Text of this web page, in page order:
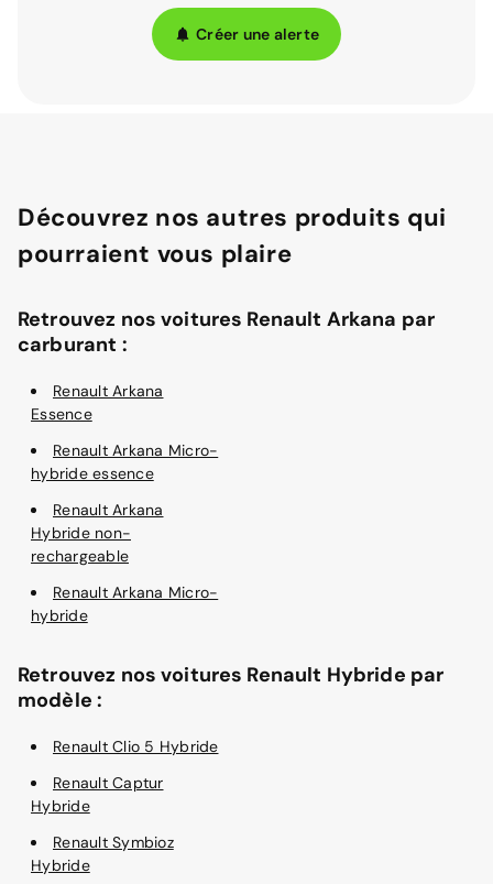
Créer une alerte
Découvrez nos autres produits qui
pourraient vous plaire
Retrouvez nos voitures Renault Arkana par
carburant :
Renault Arkana
Essence
Renault Arkana Micro-
hybride essence
Renault Arkana
Hybride non-
rechargeable
Renault Arkana Micro-
hybride
Retrouvez nos voitures Renault Hybride par
modèle :
Renault Clio 5 Hybride
Renault Captur
Hybride
Renault Symbioz
Hybride